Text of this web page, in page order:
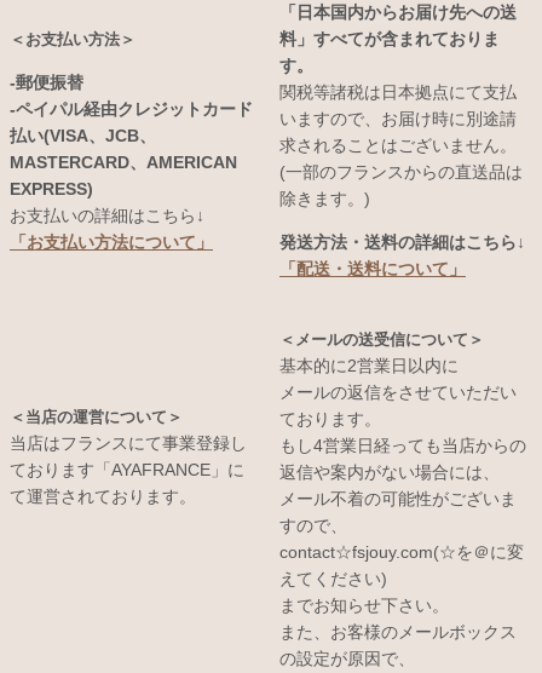
＜お支払い方法＞
-郵便振替
-ペイパル経由クレジットカード
払い(VISA、JCB、
MASTERCARD、AMERICAN
EXPRESS)
お支払いの詳細はこちら↓
「お支払い方法について」
＜当店の運営について＞
当店はフランスにて事業登録し
ております「AYAFRANCE」に
て運営されております。
「日本国内からお届け先への送
料」すべてが含まれておりま
す。
関税等諸税は日本拠点にて支払
いますので、お届け時に別途請
求されることはございません。
(一部のフランスからの直送品は
除きます。)
発送方法・送料の詳細はこちら↓
「配送・送料について」
＜メールの送受信について＞
基本的に2営業日以内に
メールの返信をさせていただい
ております。
もし4営業日経っても当店からの
返信や案内がない場合には、
メール不着の可能性がございま
すので、
contact☆fsjouy.com(☆を＠に変
えてください)
までお知らせ下さい。
また、お客様のメールボックス
の設定が原因で、